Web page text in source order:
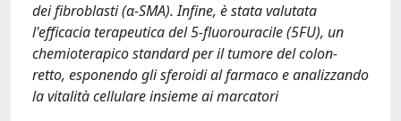
dei fibroblasti (α-SMA). Infine, è stata valutata
l'efficacia terapeutica del 5-fluorouracile (5FU), un
chemioterapico standard per il tumore del colon-
retto, esponendo gli sferoidi al farmaco e analizzando
la vitalità cellulare insieme ai marcatori